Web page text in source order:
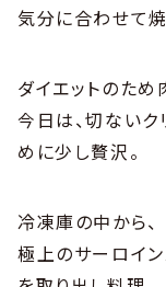
気分に合わせて
ダイエットのため
今日は、切ない
めに少し贅沢。
冷凍庫の中から、
極上のサーロイン